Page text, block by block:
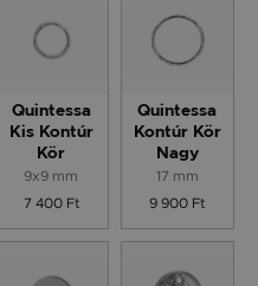
Quintessa
Kis Kontúr
Kör
9x9 mm
7 400 Ft
Quintessa
Kontúr Kör
Nagy
17 mm
9 900 Ft